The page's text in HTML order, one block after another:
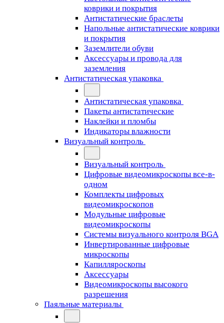
коврики и покрытия
Антистатические браслеты
Напольные антистатические коврики
и покрытия
Заземлители обуви
Аксессуары и провода для
заземления
Антистатическая упаковка
Антистатическая упаковка
Пакеты антистатические
Наклейки и пломбы
Индикаторы влажности
Визуальный контроль
Визуальный контроль
Цифровые видеомикроскопы все-в-
одном
Комплекты цифровых
видеомикроскопов
Модульные цифровые
видеомикроскопы
Cистемы визуального контроля BGA
Инвертированные цифровые
микроскопы
Капилляроскопы
Аксессуары
Видеомикроскопы высокого
разрешения
Паяльные материалы